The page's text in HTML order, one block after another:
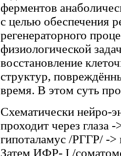
ферментов
с целью обеспечения
регенераторного
физиологической
восстановление
структур,
время. В этом суть
Схематически нейро-
проходит через глаза
гипоталамус /РГГР/ -
Затем ИФР- I /